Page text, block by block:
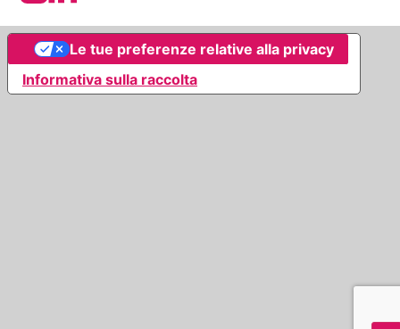
Informativa sulla raccolta
Le tue preferenze relative alla privacy